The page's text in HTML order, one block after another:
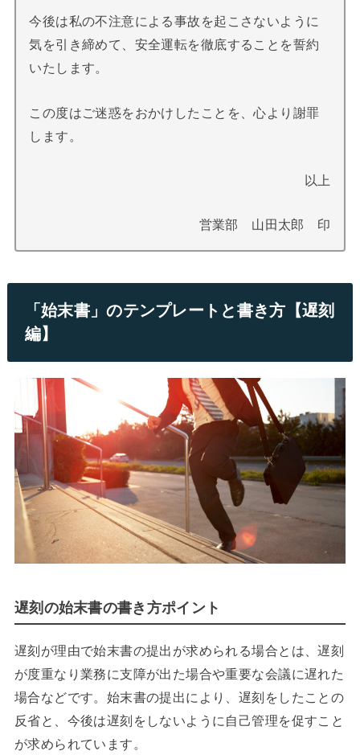
今後は私の不注意による事故を起こさないように
気を引き締めて、安全運転を徹底することを誓約
いたします。
この度はご迷惑をおかけしたことを、心より謝罪
します。
以上
営業部 山田太郎 印
「始末書」のテンプレートと書き方【遅刻
編】
遅刻の始末書の書き方ポイント
遅刻が理由で始末書の提出が求められる場合とは、遅刻
が度重なり業務に支障が出た場合や重要な会議に遅れた
場合などです。始末書の提出により、遅刻をしたことの
反省と、今後は遅刻をしないように自己管理を促すこと
が求められています。